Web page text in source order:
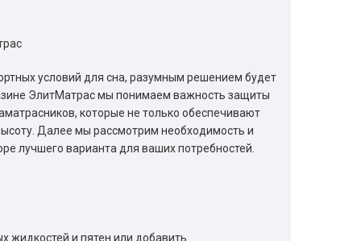
условий для сна, разумным решением будет
ЭлитМатрас мы понимаем важность защиты
которые не только обеспечивают
Далее мы рассмотрим необходимость и
лучшего варианта для ваших потребностей.
жидкостей и пятен или добавить